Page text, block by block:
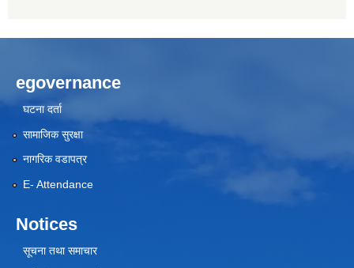
egovernance
घटना दर्ता
सामाजिक सुरक्षा
नागरिक वडापत्र
E- Attendance
Notices
सूचना तथा समाचार